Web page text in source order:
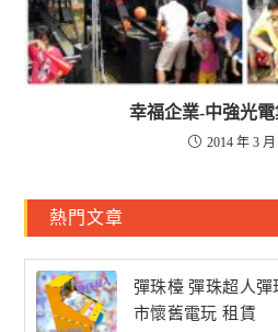
幸福企業-中強光
2014 年 3 月
熱門文章
彈珠檯 彈珠超人
市懷舊電玩 租賃